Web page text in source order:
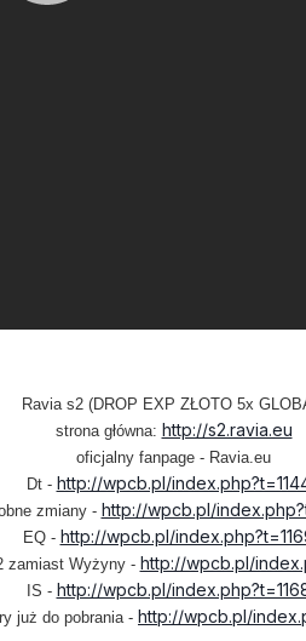
Ravia s2 (DROP EXP ZŁOTO 5x
strona główna: http://s2.ravia.eu
oficjalny fanpage - Ravia.eu
Dt - http://wpcb.pl/
zmiany - http://wpcb.pl/
EQ - http://wpcb.pl/
zamiast Wyżyny - http://wpcb.pl/
IS - http://wpcb.pl/
już do pobrania - http://wpcb.pl/